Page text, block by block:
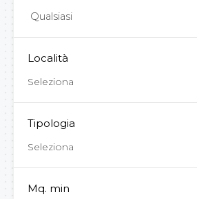
Località
Seleziona
Tipologia
Seleziona
Mq. min